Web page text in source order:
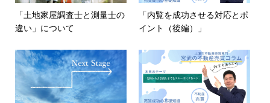
「土地家屋調査士と測量士の
違い」について
「内覧を成功させる対応とポ
イント（後編）」